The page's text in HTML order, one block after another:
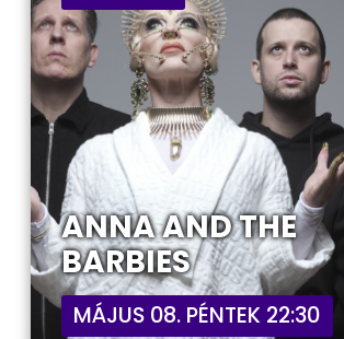
ANNA AND THE
BARBIES
MÁJUS 08. PÉNTEK 22:30